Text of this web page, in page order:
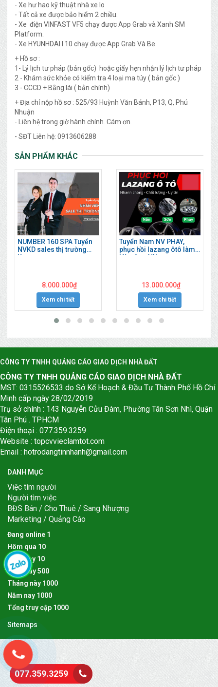
- Xe hư hao kỹ thuật nhà xe lo
- Tất cả xe được bảo hiểm 2 chiều.
- Xe điện VINFAST VF5 chạy được App Grab và Xanh SM
Platform.
- Xe HYUNHDAI I 10 chạy được App Grab Và Be.
+ Hồ sơ :
1- Lý lịch tư pháp (bản gốc) hoặc giấy hẹn nhận lý lịch tư pháp
2 - Khám sức khỏe có kiểm tra 4 loại ma túy ( bản gốc )
3 - CCCD + Bằng lái ( bản chính)
+ Địa chỉ nộp hồ sơ : 525/93 Huỳnh Văn Bánh, P13, Q, Phú
Nhuận
- Liên hệ trong giờ hành chính. Cám ơn.
- SĐT Liên hệ: 0913606288
SẢN PHẨM KHÁC
NUMBER 160 SPA Tuyển
NVKD sales thị trường
làm ngay
8.000.000₫
Xem chi tiết
Tuyển Nam NV PHAY,
phục hồi lazang ôtô làm
Hà Đông HN
13.000.000₫
Xem chi tiết
CÔNG TY TNHH QUẢNG CÁO GIAO DỊCH NHÀ ĐẤT
CÔNG TY TNHH QUẢNG CÁO GIAO DỊCH NHÀ ĐẤT
MST: 0315526533 do Sở Kế Hoạch & Đầu Tư Thành Phố Hồ Chí
Minh cấp ngày 28/02/2019
Trụ sở chính : 143 Nguyễn Cửu Đàm, Phường Tân Sơn Nhì, Quận
Tân Phú . TPHCM
Điện thoại : 077.359.3259
Website : topcvvieclamtot.com
Email : hotrodangtinnhanh@gmail.com
DANH MỤC
Việc tìm người
Người tìm việc
BĐS Bán / Cho Thuê / Sang Nhượng
Marketing / Quảng Cáo
Đang online 1
Hôm qua 10
Hôm nay 10
Tuần này500
Tháng này 1000
Năm nay 1000
Tổng truy cập 1000
Sitemaps
077.359.3259